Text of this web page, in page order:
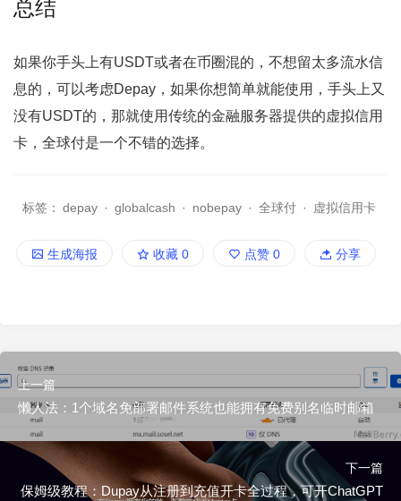
总结
如果你手头上有USDT或者在币圈混的，不想留太多流水信
息的，可以考虑Depay，如果你想简单就能使用，手头上又
没有USDT的，那就使用传统的金融服务器提供的虚拟信用
卡，全球付是一个不错的选择。
标签： depay · globalcash · nobepay · 全球付 · 虚拟信用卡
生成海报 收藏 0 点赞 0 分享
上一篇
懒人法：1个域名免部署邮件系统也能拥有免费别名临时邮箱
下一篇
保姆级教程：Dupay从注册到充值开卡全过程，可开ChatGPT